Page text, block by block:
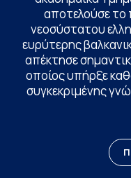
αποτελούσε το
νεοσύστατου
ευρύτερης
απέκτησε
οποίος υπήρξε
συγκεκριμένης